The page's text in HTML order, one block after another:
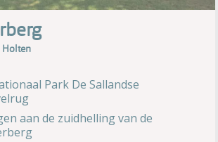
Holten
Park De Sallandse
aan de zuidhelling van de